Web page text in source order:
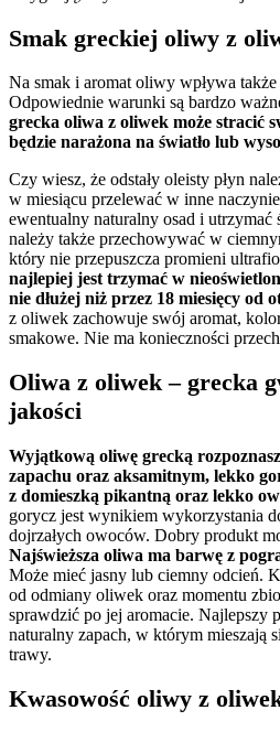
Smak greckiej oliwy z
Na smak i aromat oliwy wpływa
Odpowiednie warunki są bardzo
grecka oliwa z oliwek może stracić
będzie narażona na światło lub
Czy wiesz, że odstały oleisty płyn
w miesiącu przelewać w inne
ewentualny naturalny osad i
należy także przechowywać w
który nie przepuszcza promieni
najlepiej jest trzymać w
nie dłużej niż przez 18 miesięcy od
z oliwek zachowuje swój aromat,
smakowe. Nie ma konieczności
Oliwa z oliwek – grecka
jakości
Wyjątkową oliwę grecką
zapachu oraz aksamitnym, lekko
z domieszką pikantną oraz lekko
gorycz jest wynikiem wykorzystania
dojrzałych owoców. Dobry produkt
Najświeższa oliwa ma barwę z
Może mieć jasny lub ciemny odcień.
od odmiany oliwek oraz momentu
sprawdzić po jej aromacie. Najlepszy
naturalny zapach, w którym mieszają
trawy.
Kwasowość oliwy z